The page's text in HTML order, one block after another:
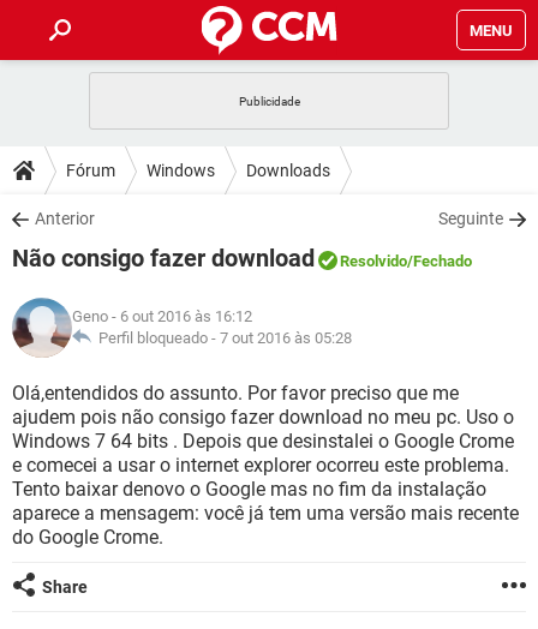
MENU
CELULAR FACEBOOK
OUTLOOK
INSTAGRAM GMAIL
GUIA DE COMPRAS
DICAS
JOGOS WHATSAPP
INSTAGRAM
GUIA DE COMPRAS
DOWNLOADS
JOGOS WHATSAPP
CELULAR
OUTLOOK EXCEL
INSTAGRAM GMAIL
GUIA DE COMPRAS
JOGOS
CELULAR
OUTLOOK EXCEL
INSTAGRAM GMAIL
GUIA DE COMPRAS
GLOSSÁRIO
JOGOS WHATSAPP
CELULAR FACEBOOK
OUTLOOK EXCEL
GUIA DE COMPRAS
Fórum Windows Downloads
Anterior Seguinte
Não consigo fazer download Resolvido/Fechado
Geno - 6 out 2016 às 16:12
Perfil bloqueado - 7 out 2016 às 05:28
Olá,entendidos do assunto. Por favor preciso que me
ajudem pois não consigo fazer download no meu pc. Uso o
Windows 7 64 bits . Depois que desinstalei o Google Crome
e comecei a usar o internet explorer ocorreu este problema.
Tento baixar denovo o Google mas no fim da instalação
aparece a mensagem: você já tem uma versão mais recente
do Google Crome.
Share